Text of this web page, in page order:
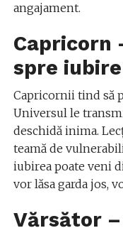
angajament.
Capricorn
spre iubire
Capricornii tind să
Universul le
deschidă inima.
teamă de
iubirea poate veni
vor lăsa garda jos,
Vărsător